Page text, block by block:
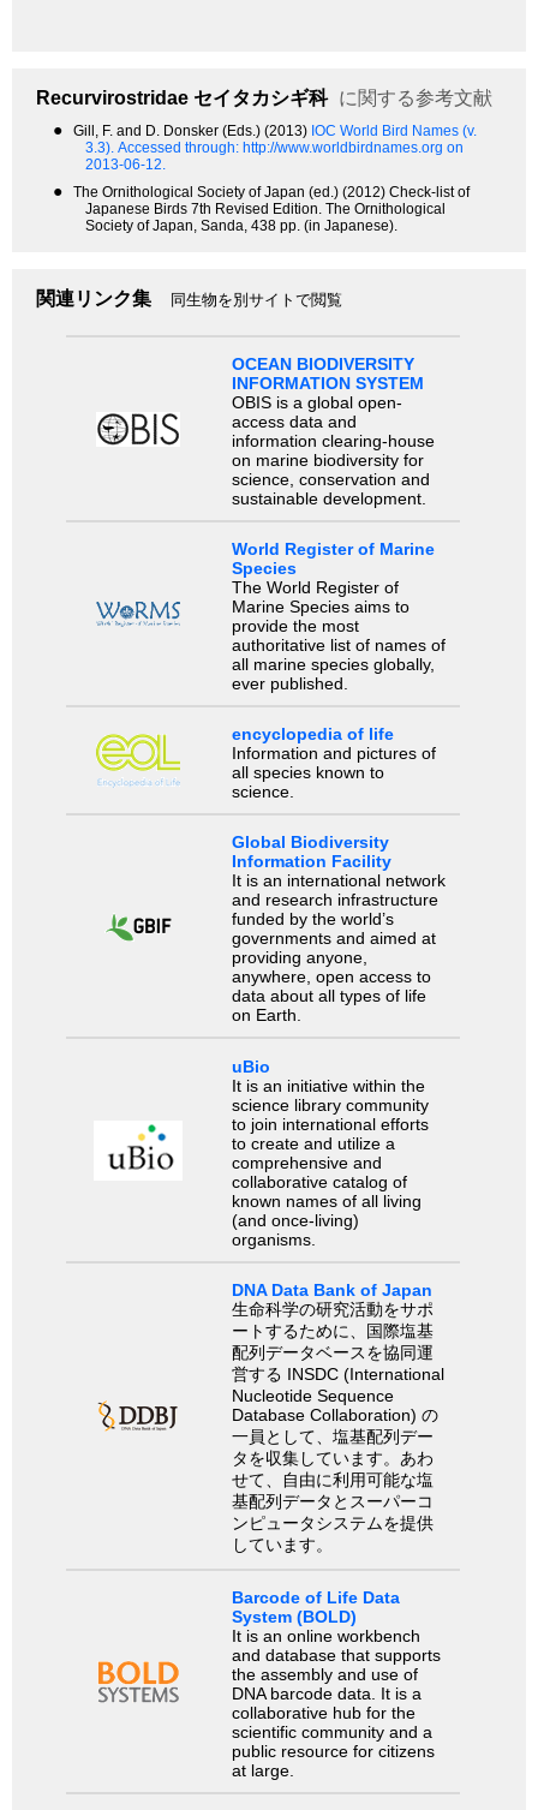
Recurvirostridae セイタカシギ科 に関する参考文献
● Gill, F. and D. Donsker (Eds.) (2013) IOC World Bird Names (v.
3.3). Accessed through: http://www.worldbirdnames.org on
2013-06-12.
●
The Ornithological Society of Japan (ed.) (2012) Check-list of
Japanese Birds 7th Revised Edition. The Ornithological
Society of Japan, Sanda, 438 pp. (in Japanese).
関連リンク集 同生物を別サイトで閲覧
OCEAN BIODIVERSITY
INFORMATION SYSTEM
OBIS is a global open-
access data and
information clearing-house
on marine biodiversity for
science, conservation and
sustainable development.
World Register of Marine
Species
The World Register of
Marine Species aims to
provide the most
authoritative list of names of
all marine species globally,
ever published.
encyclopedia of life
Information and pictures of
all species known to
science.
Global Biodiversity
Information Facility
It is an international network
and research infrastructure
funded by the world’s
governments and aimed at
providing anyone,
anywhere, open access to
data about all types of life
on Earth.
uBio
It is an initiative within the
science library community
to join international efforts
to create and utilize a
comprehensive and
collaborative catalog of
known names of all living
(and once-living)
organisms.
DNA Data Bank of Japan
生命科学の研究活動をサポ
ートするために、国際塩基
配列データベースを協同運
営する INSDC (International
Nucleotide Sequence
Database Collaboration) の
一員として、塩基配列デー
タを収集しています。あわ
せて、自由に利用可能な塩
基配列データとスーパーコ
ンピュータシステムを提供
しています。
Barcode of Life Data
System (BOLD)
It is an online workbench
and database that supports
the assembly and use of
DNA barcode data. It is a
collaborative hub for the
scientific community and a
public resource for citizens
at large.